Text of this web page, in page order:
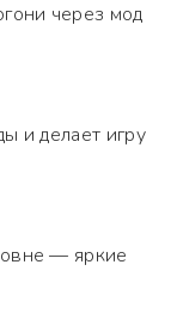
через мод
и делает игру
— яркие